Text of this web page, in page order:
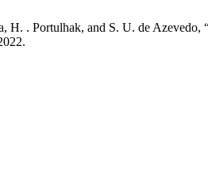
H. . Portulhak, and S. U. de Azevedo,